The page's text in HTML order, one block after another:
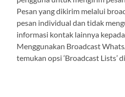
Pesan yang dikirim melalui
pesan individual dan tidak
informasi kontak lainnya
Menggunakan Broadcast
temukan opsi ‘Broadcast Lists’